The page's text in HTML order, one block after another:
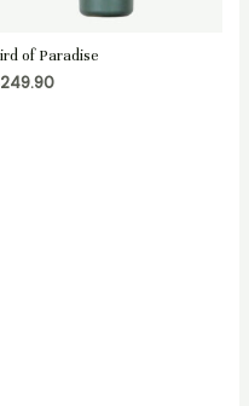
of Paradise
249.90